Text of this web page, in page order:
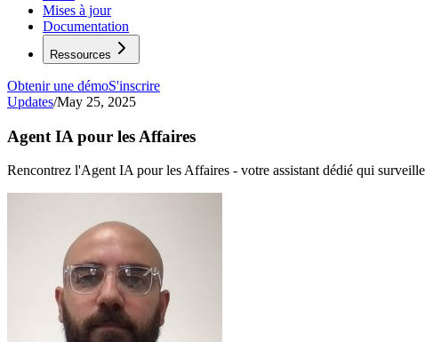
Mises à jour
Documentation
Ressources
Obtenir une démoS'inscrire
Updates/May 25, 2025
Agent IA pour les Affaires
Rencontrez l'Agent IA pour les Affaires - votre assistant dédié qui